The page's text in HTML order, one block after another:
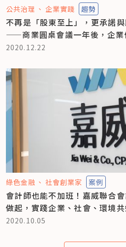
公共治理 企業實踐 趨勢
不再是「股東至上」，更承諾
——商業圓桌會議一年後，企業
2020.12.22
綠色金融 社會創業家 案例
會計師也能不加班！嘉威聯合
做起，實踐企業、社會、環境
2020.10.05